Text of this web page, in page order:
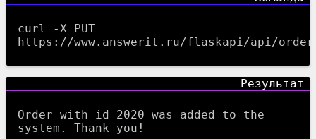
curl -X PUT
https://www.answerit.ru/flaskapi/api/
Order with id 2020 was added to the
system. Thank you!